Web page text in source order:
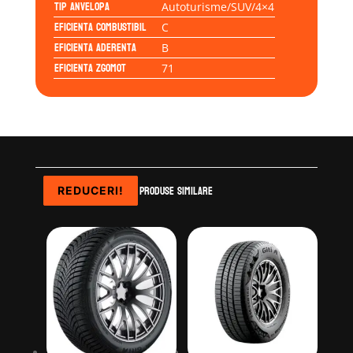
Tip anvelopa Autoturisme/SUV/4×4
Eficienta Combustibil C
Eficienta Aderenta B
Eficienta Zgomot 71
Produse similare
REDUCERI!
REDUCERI!
REDUCERI!
REDUCERI!